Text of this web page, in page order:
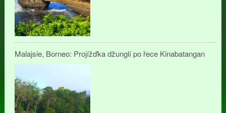
Malajsie, Borneo: Projížďka džunglí po řece Kinabatangan